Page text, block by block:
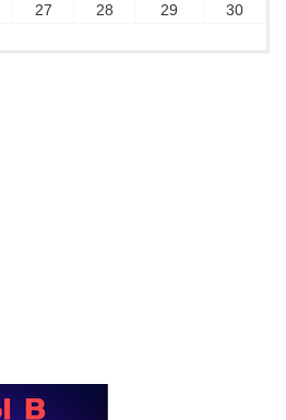
27 28 29
30